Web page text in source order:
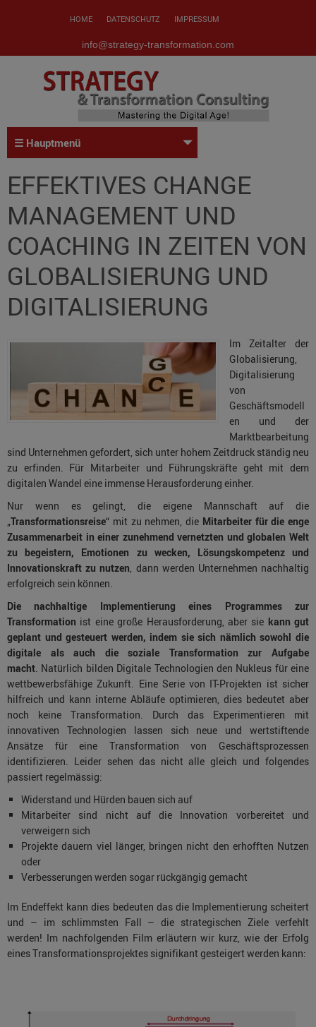
HOME DATENSCHUTZ IMPRESSUM
info@strategy-transformation.com
☰ Hauptmenü
EFFEKTIVES CHANGE
MANAGEMENT UND
COACHING IN ZEITEN VON
GLOBALISIERUNG UND
DIGITALISIERUNG
Im Zeitalter der
Globalisierung,
Digitalisierung
von
Geschäftsmodell
en und der
Marktbearbeitung
sind Unternehmen gefordert, sich unter hohem Zeitdruck ständig neu
zu erfinden. Für Mitarbeiter und Führungskräfte geht mit dem
digitalen Wandel eine immense Herausforderung einher.
Nur wenn es gelingt, die eigene Mannschaft auf die
„Transformationsreise“ mit zu nehmen, die Mitarbeiter für die enge
Zusammenarbeit in einer zunehmend vernetzten und globalen Welt
zu begeistern, Emotionen zu wecken, Lösungskompetenz und
Innovationskraft zu nutzen , dann werden Unternehmen nachhaltig
erfolgreich sein können.
Die nachhaltige Implementierung eines Programmes zur
Transformation ist eine große Herausforderung, aber sie kann gut
geplant und gesteuert werden, indem sie sich nämlich sowohl die
digitale als auch die soziale Transformation zur Aufgabe
macht . Natürlich bilden Digitale Technologien den Nukleus für eine
wettbewerbsfähige Zukunft. Eine Serie von IT-Projekten ist sicher
hilfreich und kann interne Abläufe optimieren, dies bedeutet aber
noch keine Transformation. Durch das Experimentieren mit
innovativen Technologien lassen sich neue und wertstiftende
Ansätze für eine Transformation von Geschäftsprozessen
identifizieren. Leider sehen das nicht alle gleich und folgendes
passiert regelmässig:
Widerstand und Hürden bauen sich auf
Mitarbeiter sind nicht auf die Innovation vorbereitet und
verweigern sich
Projekte dauern viel länger, bringen nicht den erhofften Nutzen
oder
Verbesserungen werden sogar rückgängig gemacht
Im Endeffekt kann dies bedeuten das die Implementierung scheitert
und – im schlimmsten Fall – die strategischen Ziele verfehlt
werden! Im nachfolgenden Film erläutern wir kurz, wie der Erfolg
eines Transformationsprojektes signifikant gesteigert werden kann:
Player